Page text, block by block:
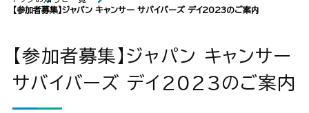
【参加者募集】ジャパン キャンサー サバイバーズ デイ2023のご案内
【参加者募集】ジャパン キャンサー
サバイバーズ デイ2023のご案内